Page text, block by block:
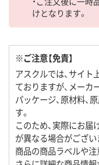
けとなります。
※ご注意【免責】
アスクルでは、サイ
ておりますが、メーカ
パッケージ、原材料、
す。
このため、実際にお
が異なる場合がござ
商品の商品ラベルや注